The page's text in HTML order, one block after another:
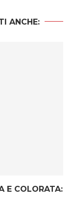
ANCHE:
E COLORATA: